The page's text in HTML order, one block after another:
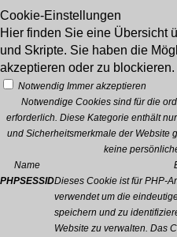
Cookie-Einstellungen
Hier finden Sie eine Übersicht
und Skripte. Sie haben die
akzeptieren oder zu blockieren.
Notwendig Immer akzeptieren
Notwendige Cookies sind für die
erforderlich. Diese Kategorie enthält
und Sicherheitsmerkmale der Website
keine
Name
PHPSESSIDDieses Cookie ist für PHP-
verwendet um die
speichern und zu
Website zu verwalten. Das